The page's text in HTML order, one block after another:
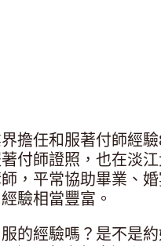
擔任和服著付師經
付師證照，也在淡
，平常協助畢業、
驗相當豐富。
的經驗嗎？是不是